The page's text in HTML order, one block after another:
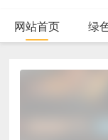
网站首页 绿